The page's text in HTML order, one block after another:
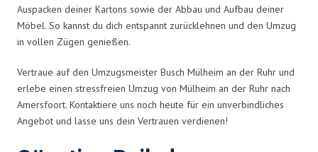
Auspacken deiner Kartons sowie der Abbau und Aufbau deiner
Möbel. So kannst du dich entspannt zurücklehnen und den Umzug
in vollen Zügen genießen.
Vertraue auf den Umzugsmeister Busch Mülheim an der Ruhr und
erlebe einen stressfreien Umzug von Mülheim an der Ruhr nach
Amersfoort. Kontaktiere uns noch heute für ein unverbindliches
Angebot und lasse uns dein Vertrauen verdienen!